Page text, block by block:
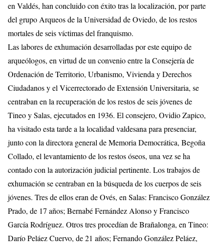
en Valdés, han concluido con éxito tras la localización, por parte
del grupo Arqueos de la Universidad de Oviedo, de los restos
mortales de seis víctimas del franquismo.
Las labores de exhumación desarrolladas por este equipo de
arqueólogos, en virtud de un convenio entre la Consejería de
Ordenación de Territorio, Urbanismo, Vivienda y Derechos
Ciudadanos y el Vicerrectorado de Extensión Universitaria, se
centraban en la recuperación de los restos de seis jóvenes de
Tineo y Salas, ejecutados en 1936. El consejero, Ovidio Zapico,
ha visitado esta tarde a la localidad valdesana para presenciar,
junto con la directora general de Memoria Democrática, Begoña
Collado, el levantamiento de los restos óseos, una vez se ha
contado con la autorización judicial pertinente. Los trabajos de
exhumación se centraban en la búsqueda de los cuerpos de seis
jóvenes. Tres de ellos eran de Ovés, en Salas: Francisco González
Prado, de 17 años; Bernabé Fernández Alonso y Francisco
García Rodríguez. Otros tres procedían de Brañalonga, en Tineo:
Darío Peláez Cuervo, de 21 años; Fernando González Peláez,